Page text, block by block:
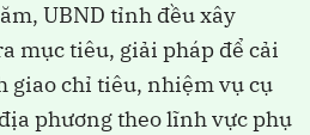
UBND tỉnh đều xây
mục tiêu, giải pháp để cải
giao chỉ tiêu, nhiệm vụ cụ
phương theo lĩnh vực phụ